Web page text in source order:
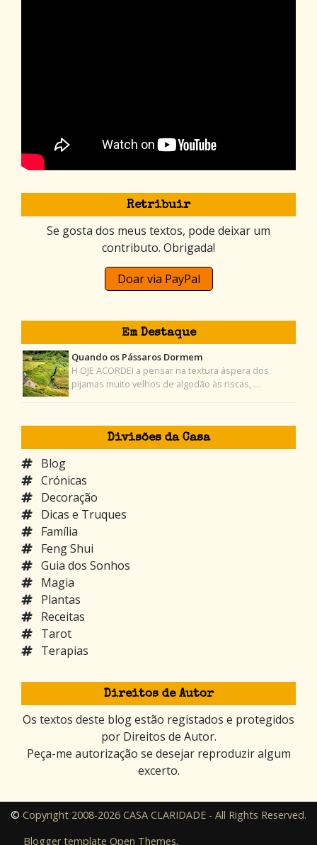
Retribuir
Se gosta dos meus textos, pode deixar um
contributo. Obrigada!
Doar via PayPal
Em Destaque
Quando os Pássaros Dormem
H OJE ACORDEI a pensar na textura áspera dos
pijamas muito velhos de algodão às riscas, …
Divisões da Casa
Blog
Crónicas
Decoração
Dicas e Truques
Família
Feng Shui
Guia dos Sonhos
Magia
Plantas
Receitas
Tarot
Terapias
Direitos de Autor
Os textos deste blog estão registados e protegidos
por Direitos de Autor.
Peça-me autorização se desejar reproduzir algum
excerto.
© Copyright 2008-2026 CASA CLARIDADE - All Rights Reserved.
Blogger template Open Themes.